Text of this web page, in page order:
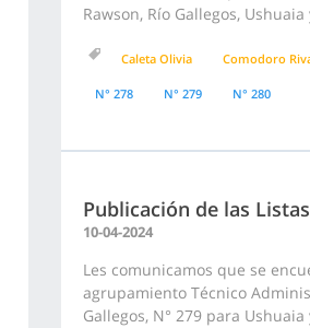
Rawson, Río Gallegos,
Caleta Olivia Comodoro
N° 278 N° 279 N° 280
Publicación de las
10-04-2024
Les comunicamos que se
agrupamiento Técnico
Gallegos, N° 279 para